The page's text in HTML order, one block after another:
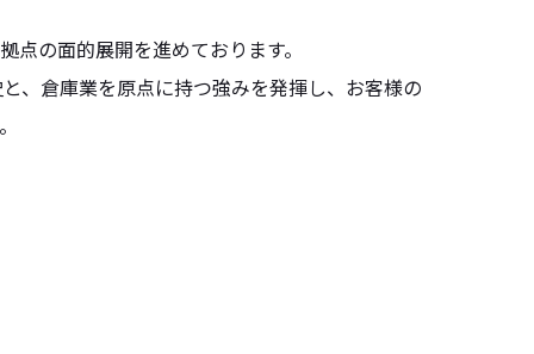
点の面的展開を進めております。
、倉庫業を原点に持つ強みを発揮し、お客様の